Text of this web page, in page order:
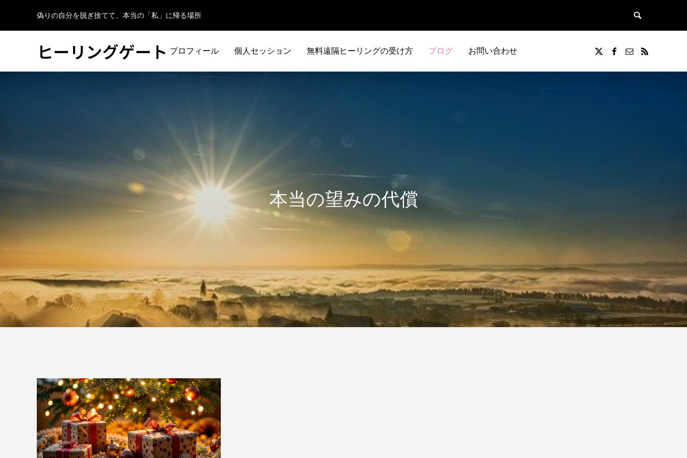
偽りの自分を脱ぎ捨てて、本当の「私」に帰る場所
ヒーリングゲート プロフィール 個人セッション 無料遠隔ヒーリングの受け方 ブログ お問い合わせ
本当の望みの代償